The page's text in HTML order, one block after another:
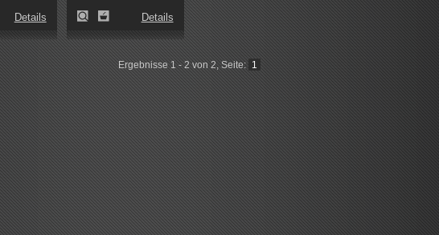
Details Details
Ergebnisse 1 - 2 von 2, Seite: 1